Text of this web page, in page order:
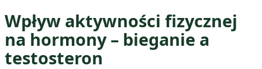
Wpływ aktywności fizycznej
na hormony – bieganie a
testosteron